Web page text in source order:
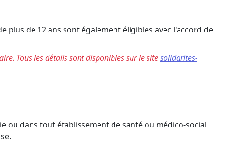
plus de 12 ans sont également éligibles avec l'accord de
Tous les détails sont disponibles sur le sitesolidarites-
ou dans tout établissement de santé ou médico-social